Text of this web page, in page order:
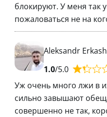
блокируют. У меня так
пожаловаться не на
Aleksandr
1.0/5.0
Уж очень много лжи в
сильно завышают
совершенно не так,